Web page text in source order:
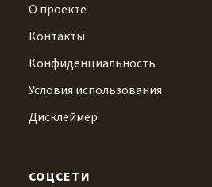
О проекте
Контакты
Конфиденциальность
Условия использования
Дисклеймер
СОЦСЕТИ